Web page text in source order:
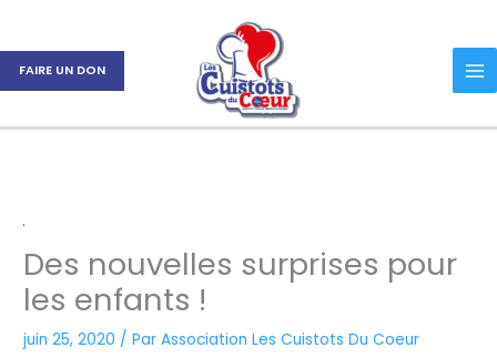
contenu
FAIRE UN DON
Des nouvelles surprises pour
les enfants !
juin 25, 2020 / ParAssociation Les Cuistots Du Coeur